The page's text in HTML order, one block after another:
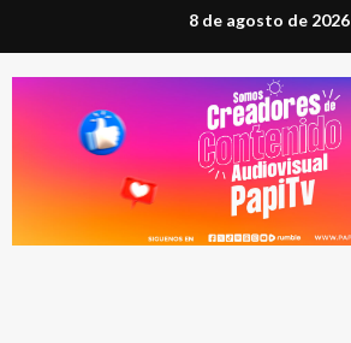
al
contenido
8 de agosto de 2026